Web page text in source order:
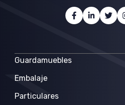
Guardamuebles
Embalaje
Particulares